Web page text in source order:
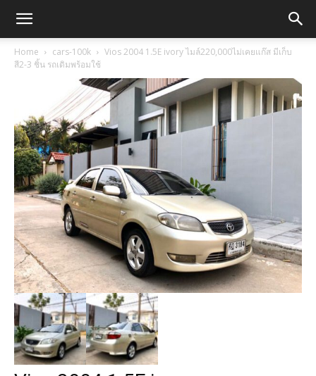
Home cars-100k
Vios 2004 1.5E ivory ไมล์220,000ไม่เคยแก๊ส มีเก็บ
สี2-3 ชิ้น รถเดิมพร้อมใช้